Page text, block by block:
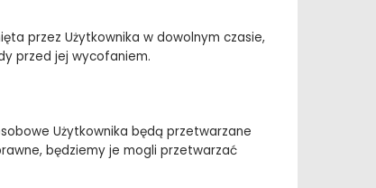
przez Użytkownika w dowolnym czasie,
przed jej wycofaniem.
Użytkownika będą przetwarzane
będziemy je mogli przetwarzać